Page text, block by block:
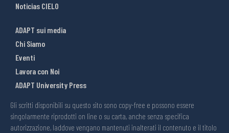
Noticias CIELO
ADAPT sui media
Chi Siamo
Eventi
Lavora con Noi
ADAPT University Press
Gli scritti disponibili su questo sito sono copy-free e possono essere
singolarmente riprodotti on line o su carta, anche senza specifica
autorizzazione, laddove vengano mantenuti inalterati il contenuto e il titolo